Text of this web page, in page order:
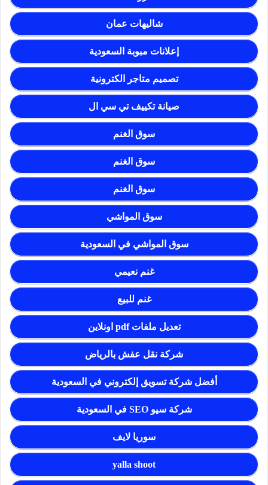
شاليهات عمان
إعلانات مبوبة السعودية
تصميم متاجر الكترونية
صيانة تكييف تي سي ال
سوق الغنم
سوق الغنم
سوق الغنم
سوق المواشي
سوق المواشي في السعودية
غنم نعيمي
غنم للبيع
تعديل ملفات pdf اونلاين
شركة نقل عفش بالرياض
أفضل شركة تسويق إلكتروني في السعودية
شركة سيو SEO في السعودية
سوريا لايف
yalla shoot